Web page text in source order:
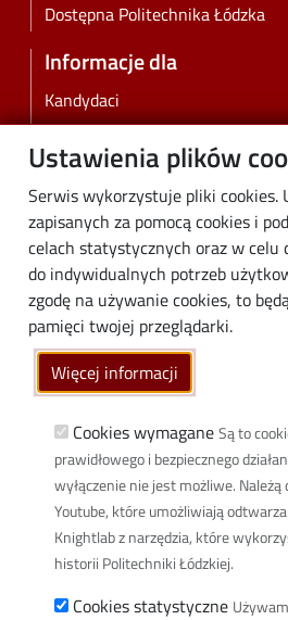
Ustawienia plików
Serwis wykorzystuje pliki cookies.
zapisanych za pomocą cookies i
celach statystycznych oraz w celu
do indywidualnych potrzeb
zgodę na używanie cookies, to
pamięci twojej przeglądarki.
Więcej informacji
Cookies wymagane Są to
prawidłowego i bezpiecznego
wyłączenie nie jest możliwe. Należą
Youtube, które umożliwiają
Knightlab z narzędzia, które
historii Politechniki Łódzkiej.
Cookies statystyczne
Dostępna Politechnika Łódzka
Informacje dla
Kandydaci
Studenci
Doktoranci
Pracownicy
Absolwenci
Biznes
Media
Społeczność lokalna
Linki
Poczta elektroniczna
Biblioteka PŁ
Dyscypliny naukowe w PŁ
Inicjatywa Doskonałości
Klauzula RODO